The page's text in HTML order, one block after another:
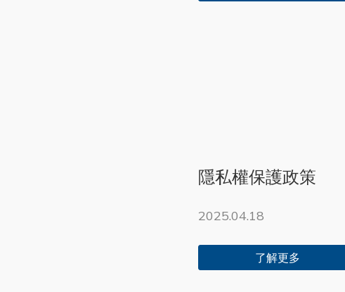
隱私權保護政策
2025.04.18
了解更多